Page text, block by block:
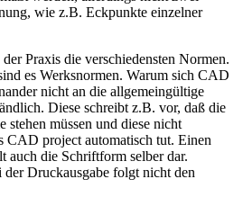
wie z.B. Eckpunkte einzelner
Praxis die verschiedensten Normen.
es Werksnormen. Warum sich CAD
nicht an die allgemeingültige
Diese schreibt z.B. vor, daß die
müssen und diese nicht
CAD project automatisch tut. Einen
auch die Schriftform selber dar.
der Druckausgabe folgt nicht den